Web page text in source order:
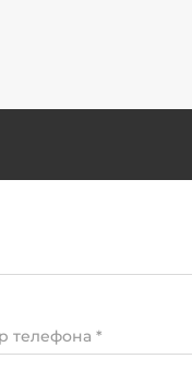
телефона *